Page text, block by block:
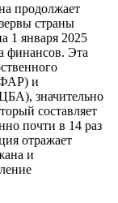
продолжает
страны
1 января 2025
финансов. Эта
и
значительно
составляет
почти в 14 раз
отражает
и